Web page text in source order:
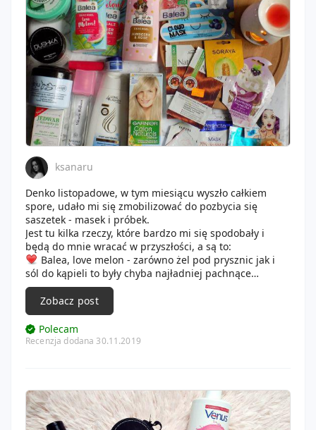
ksanaru
Denko listopadowe, w tym miesiącu wyszło całkiem
spore, udało mi się zmobilizować do pozbycia się
saszetek - masek i próbek.
Jest tu kilka rzeczy, które bardzo mi się spodobały i
będą do mnie wracać w przyszłości, a są to:
Balea, love melon - zarówno żel pod prysznic jak i
sól do kąpieli to były chyba najładniej pachnące
kosmetyki arbuzowe na jakie trafiła. Świetne umilacze,
nie wysuszały skóry.
Garnier, aloesowa maska do włosów - moje włosy
właściwie ją piły, więc jest w niej coś czego potrzebują.
Dushka, krem do ciała - zakochałam się w tym
kosmetyku - idealna konsystencja, świetny zapach,
niesamowita wydajność. Myślę, ze po zużyciu moich
Zobacz post
Polecam
Recenzja dodana 30.11.2019